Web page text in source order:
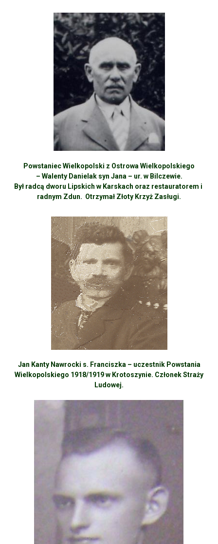
Powstaniec Wielkopolski z Ostrowa Wielkopolskiego
– Walenty Danielak syn Jana – ur. w Bilczewie.
Był radcą dworu Lipskich w Karskach oraz restauratorem i
radnym Zdun. Otrzymał Złoty Krzyż Zasługi.
Jan Kanty Nawrocki s. Franciszka – uczestnik Powstania
Wielkopolskiego 1918/1919 w Krotoszynie. Członek Straży
Ludowej.